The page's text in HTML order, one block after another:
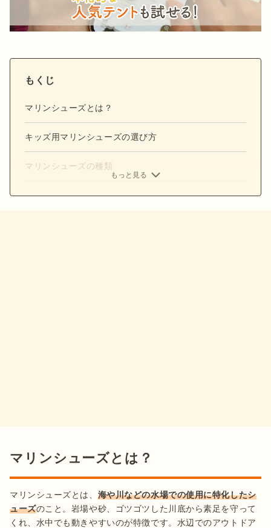
もくじ
マリンシューズとは？
キッズ用マリンシューズの選び方
マリンシューズの種類
もっと見る
マリンシューズとは？
マリンシューズとは、 海や川などの水場での使用に特化したシ
ューズのこと。岩場や砂、ゴツゴツした川底から素足を守って
くれ、水中でも動きやすいのが特徴です。水辺でのアウトドア